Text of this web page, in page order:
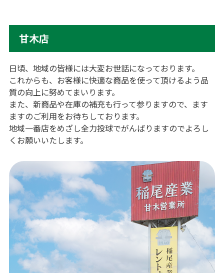
甘木店
日頃、地域の皆様には大変お世話になっております。
これからも、お客様に快適な商品を使って頂けるよう品
質の向上に努めてまいります。
また、新商品や在庫の補充も行って参りますので、ます
ますのご利用をお待ちしております。
地域一番店をめざし全力投球でがんばりますのでよろし
くお願いいたします。